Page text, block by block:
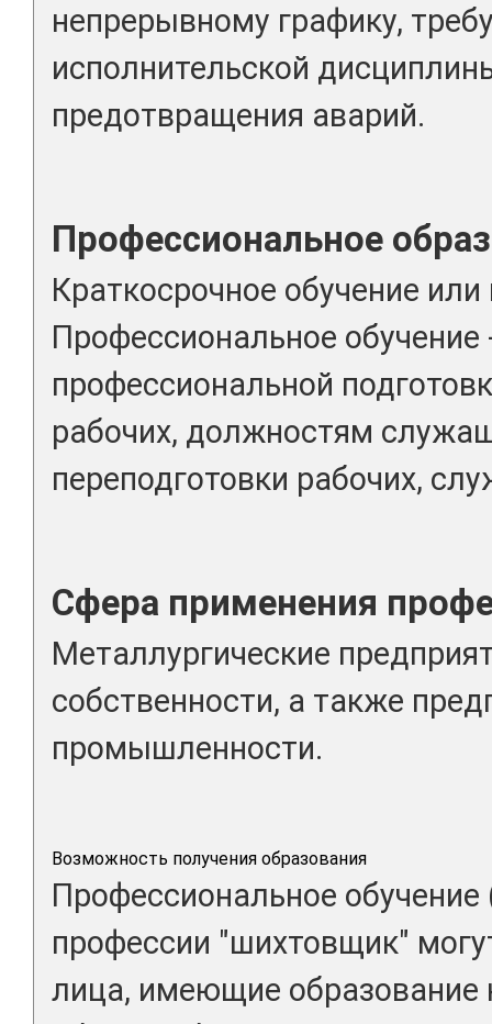
непрерывному графику,
исполнительской
предотвращения аварий.
Профессиональное
Краткосрочное обучение
Профессиональное
профессиональной
рабочих, должностям
переподготовки рабочих,
Сфера применения
Металлургические
собственности, а также
промышленности.
Возможность получения образования
Профессиональное обучение
профессии "шихтовщик"
лица, имеющие образование